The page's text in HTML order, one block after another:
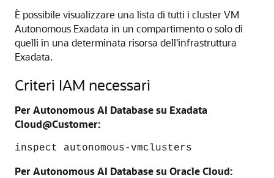
È possibile visualizzare una lista di tutti i cluster VM
Autonomous Exadata in un compartimento o solo di
quelli in una determinata risorsa dell'infrastruttura
Exadata.
Criteri IAM necessari
Per Autonomous AI Database su Exadata
Cloud@Customer:
inspect autonomous-vmclusters
Per Autonomous AI Database su Oracle Cloud: